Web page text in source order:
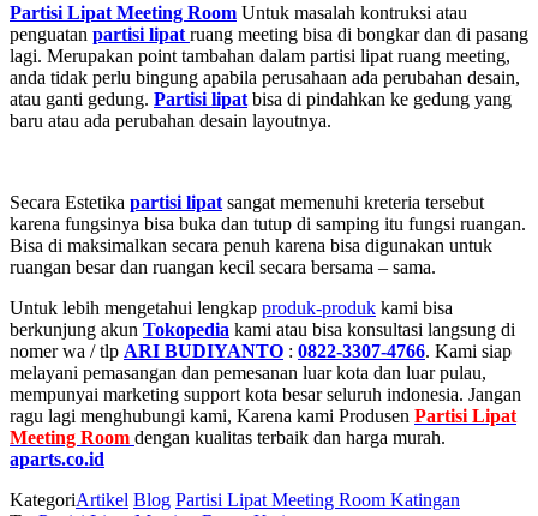
Partisi Lipat Meeting Room Untuk masalah kontruksi atau
penguatan partisi lipat ruang meeting bisa di bongkar dan di pasang
lagi. Merupakan point tambahan dalam partisi lipat ruang meeting,
anda tidak perlu bingung apabila perusahaan ada perubahan desain,
atau ganti gedung. Partisi lipat bisa di pindahkan ke gedung yang
baru atau ada perubahan desain layoutnya.
Secara Estetika partisi lipat sangat memenuhi kreteria tersebut
karena fungsinya bisa buka dan tutup di samping itu fungsi ruangan.
Bisa di maksimalkan secara penuh karena bisa digunakan untuk
ruangan besar dan ruangan kecil secara bersama – sama.
Untuk lebih mengetahui lengkap produk-produk kami bisa
berkunjung akun Tokopedia kami atau bisa konsultasi langsung di
nomer wa / tlp ARI BUDIYANTO : 0822-3307-4766. Kami siap
melayani pemasangan dan pemesanan luar kota dan luar pulau,
mempunyai marketing support kota besar seluruh indonesia. Jangan
ragu lagi menghubungi kami, Karena kami Produsen Partisi Lipat
Meeting Room dengan kualitas terbaik dan harga murah.
aparts.co.id
KategoriArtikel Blog Partisi Lipat Meeting Room Katingan